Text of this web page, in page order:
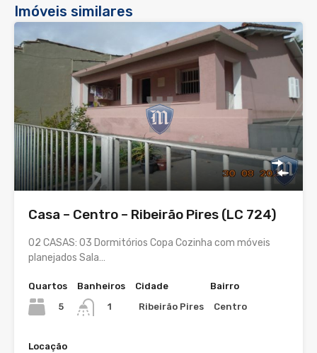
Imóveis similares
Casa – Centro – Ribeirão Pires (LC 724)
02 CASAS: 03 Dormitórios Copa Cozinha com móveis
planejados Sala…
Quartos
5
Banheiros
1
Cidade
Ribeirão Pires
Bairro
Centro
Locação